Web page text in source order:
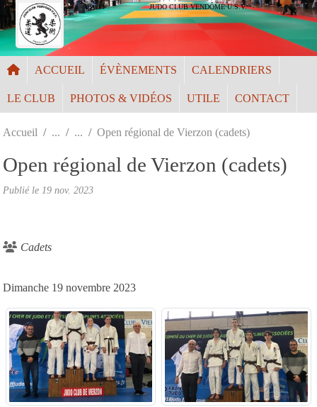
JUDO CLUB VENDÔME U.S.V.
ACCUEIL ÉVÈNEMENTS CALENDRIERS
LE CLUB PHOTOS & VIDÉOS UTILE CONTACT
Accueil Open régional de Vierzon (cadets)
Open régional de Vierzon (cadets)
Publié le 19 nov. 2023
Cadets
Dimanche 19 novembre 2023
Panneau de gestion des cookies